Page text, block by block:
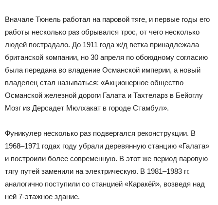
Вначале Тюнель работал на паровой тяге, и первые годы его
работы несколько раз обрывался трос, от чего несколько
людей пострадало. До 1911 года ж/д ветка принадлежала
британской компании, но 30 апреля по обоюдному согласию
была передана во владение Османской империи, а новый
владелец стал называться: «Акционерное общество
Османской железной дороги Галата и Тахтеларз в Бейоглу
Мозг из Дерсадет Мюлхакат в городе Стамбул».
Фуникулер несколько раз подвергался реконструкции. В
1968–1971 годах году убрали деревянную станцию «Галата»
и построили более современную. В этот же период паровую
тягу путей заменили на электрическую. В 1981–1983 гг.
аналогично поступили со станцией «Каракёй», возведя над
ней 7-этажное здание.